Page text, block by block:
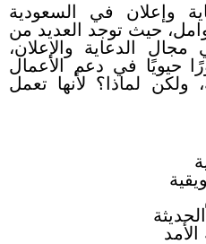
وإعلان في السعودية
حيث توجد العديد من
الدعاية والإعلان،
حيويًا في دعم الأعمال
ولكن لماذا؟ لأنها تعمل